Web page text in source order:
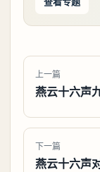
上一篇
燕云十六声
下一篇
燕云十六声